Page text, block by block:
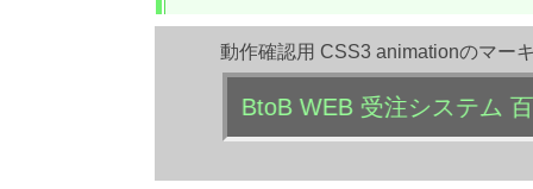
動作確認用 CSS3 animationのマー
BtoB WEB 受注システム 百万